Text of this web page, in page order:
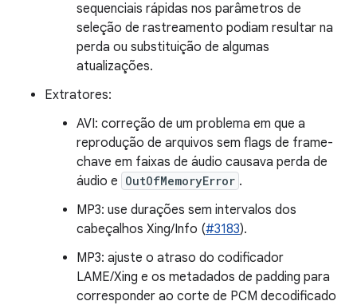
sequenciais rápidas nos parâmetros de
seleção de rastreamento podiam resultar na
perda ou substituição de algumas
atualizações.
Extratores:
AVI: correção de um problema em que a
reprodução de arquivos sem flags de frame-
chave em faixas de áudio causava perda de
áudio e OutOfMemoryError .
MP3: use durações sem intervalos dos
cabeçalhos Xing/Info (#3183).
MP3: ajuste o atraso do codificador
LAME/Xing e os metadados de padding para
corresponder ao corte de PCM decodificado